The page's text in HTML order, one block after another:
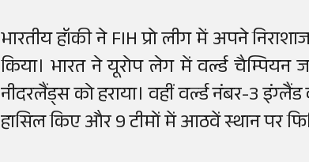
भारतीय हॉकी ने FIH प्रो लीग में अपने
किया। भारत ने यूरोप लेग में वर्ल्ड
नीदरलैंड्स को हराया। वहीं वर्ल्ड नंबर-3
हासिल किए और 9 टीमों में आठवें स्थान पर